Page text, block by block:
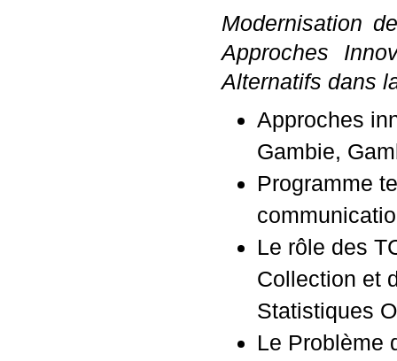
Modernisation
Approches
Alternatifs dans
Approches
Gambie,
Programme
Le rôle des
Collection et
Statistiques
Le Problème